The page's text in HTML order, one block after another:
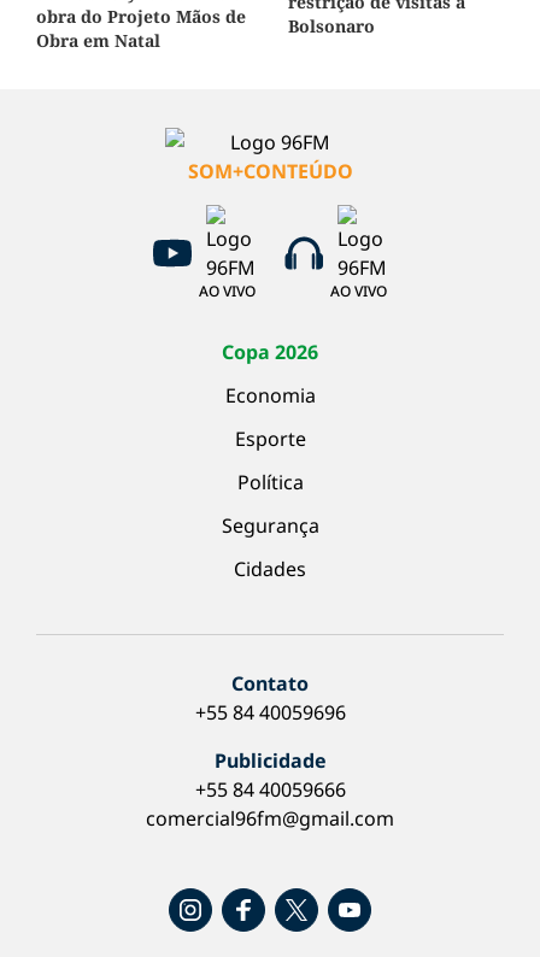
obra do Projeto Mãos de
Obra em Natal
Bolsonaro
SOM+CONTEÚDO
AO VIVO AO VIVO
Copa 2026
Economia
Esporte
Política
Segurança
Cidades
Contato
+55 84 40059696
Publicidade
+55 84 40059666
comercial96fm@gmail.com